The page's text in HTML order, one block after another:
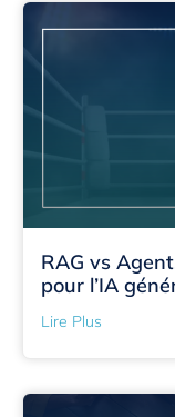
RAG vs
pour l’IA
Lire Plus